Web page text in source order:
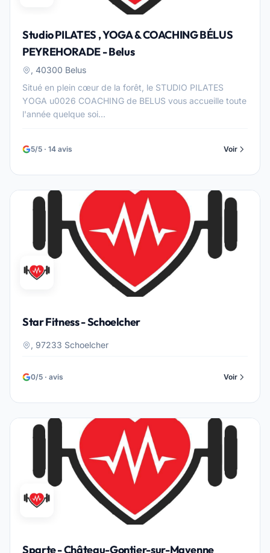
Studio PILATES , YOGA & COACHING BÉLUS
PEYREHORADE - Belus
, 40300 Belus
Situé en plein cœur de la forêt, le STUDIO PILATES
YOGA u0026 COACHING de BELUS vous accueille toute
l'année quelque soi...
5/5 · 14 avis Voir
Star Fitness - Schoelcher
, 97233 Schoelcher
0/5 · avis Voir
Sparte - Château-Gontier-sur-Mayenne